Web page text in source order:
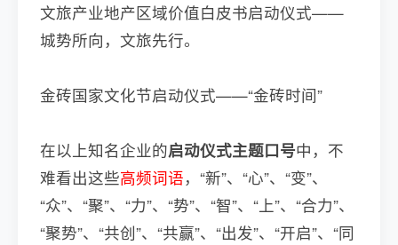
文旅产业地产区域价值白皮书启动仪式——
城势所向，文旅先行。
金砖国家文化节启动仪式——“金砖时间”
在以上知名企业的启动仪式主题口号中，不
难看出这些高频词语，“新”、“心”、“变”、
“众”、“聚”、“力”、“势”、“智”、“上”、“合力”、
“聚势”、“共创”、“共赢”、“出发”、“开启”、“同